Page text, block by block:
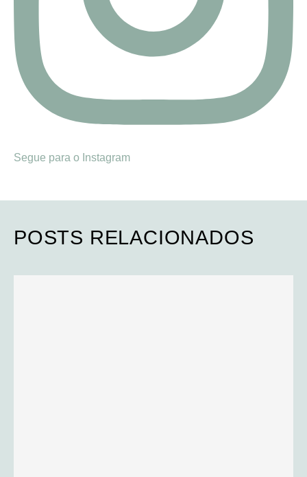
Segue para o Instagram
POSTS RELACIONADOS